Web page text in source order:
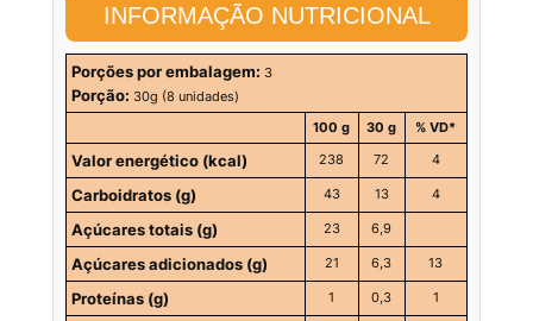
INFORMAÇÃO NUTRICIONAL
Porções por embalagem: 3
Porção: 30g (8 unidades)
100 g
30 g % VD*
Valor energético (kcal) 238 72 4
Carboidratos (g) 43 13 4
Açúcares totais (g) 23 6,9
Açúcares adicionados (g) 21 6,3 13
Proteínas (g) 1 0,3 1